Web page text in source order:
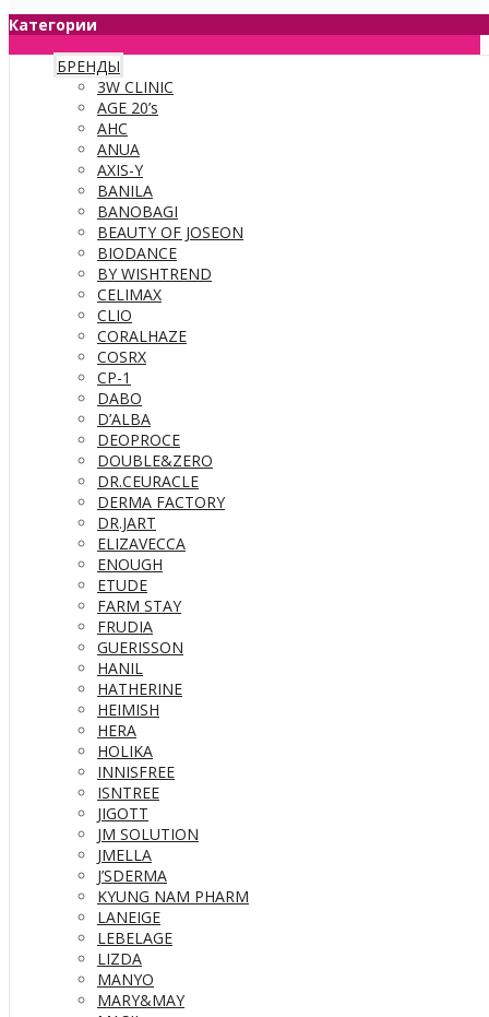
Категории
БРЕНДЫ
3W CLINIC
AGE 20’s
AHC
ANUA
AXIS-Y
BANILA
BANOBAGI
BEAUTY OF JOSEON
BIODANCE
BY WISHTREND
CELIMAX
CLIO
CORALHAZE
COSRX
CP-1
DABO
D’ALBA
DEOPROCE
DOUBLE&ZERO
DR.CEURACLE
DERMA FACTORY
DR.JART
ELIZAVECCA
ENOUGH
ETUDE
FARM STAY
FRUDIA
GUERISSON
HANIL
HATHERINE
HEIMISH
HERA
HOLIKA
INNISFREE
ISNTREE
JIGOTT
JM SOLUTION
JMELLA
J’SDERMA
KYUNG NAM PHARM
LANEIGE
LEBELAGE
LIZDA
MANYO
MARY&MAY